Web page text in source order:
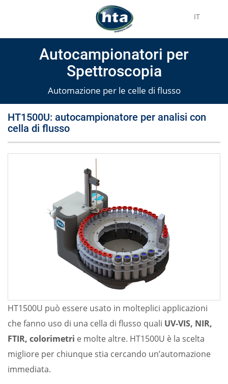
IT
Autocampionatori per
Spettroscopia
Automazione per le celle di flusso
HT1500U può essere usato in molteplici applicazioni
che fanno uso di una cella di flusso quali UV-VIS, NIR,
FTIR, colorimetri e molte altre. HT1500U è la scelta
migliore per chiunque stia cercando un’automazione
immediata.
HT1500U: autocampionatore per analisi con
cella di flusso